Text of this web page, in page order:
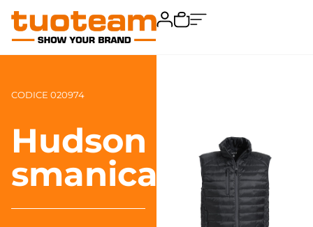
CODICE 020974
Hudson
smanicato